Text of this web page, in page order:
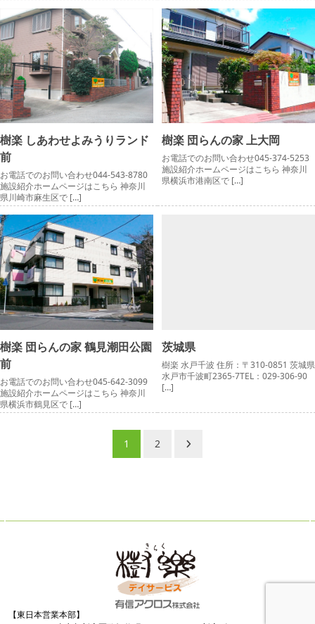
樹楽 しあわせよみうりランド
前
お電話でのお問い合わせ044-543-8780
施設紹介ホームページはこちら 神奈川
県川崎市麻生区で […]
樹楽 団らんの家 上大岡
お電話でのお問い合わせ045-374-5253
施設紹介ホームページはこちら 神奈川
県横浜市港南区で […]
樹楽 団らんの家 鶴見潮田公園
前
お電話でのお問い合わせ045-642-3099
施設紹介ホームページはこちら 神奈川
県横浜市鶴見区で […]
茨城県
樹楽 水戸千波 住所：〒310-0851 茨城県
水戸市千波町2365-7TEL：029-306-90
[…]
ー
1 2
【東日本営業本部】